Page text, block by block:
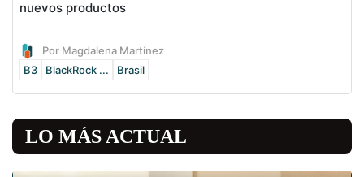
nuevos productos
Por Magdalena Martínez
B3
BlackRock ... Brasil
LO MÁS ACTUAL